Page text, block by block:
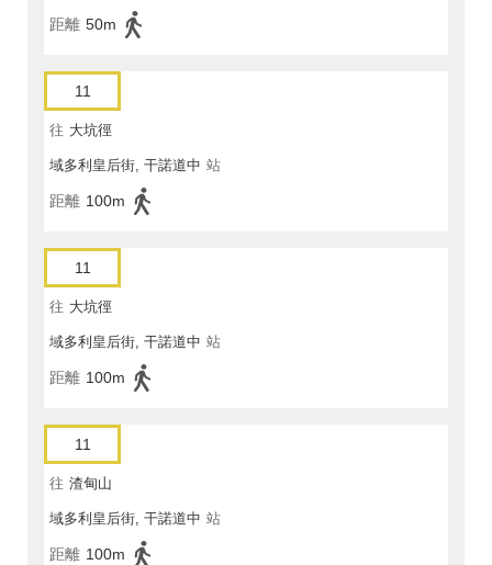
距離 50m
11
往 大坑徑
域多利皇后街, 干諾道中 站
距離 100m
11
往 大坑徑
域多利皇后街, 干諾道中 站
距離 100m
11
往 渣甸山
域多利皇后街, 干諾道中 站
距離 100m